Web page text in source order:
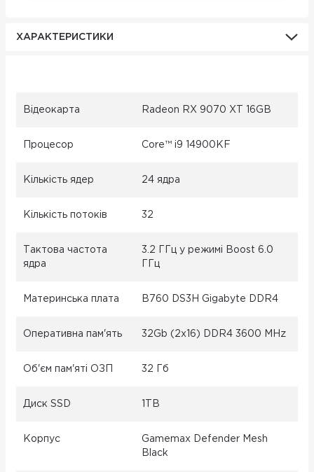
ХАРАКТЕРИСТИКИ
Відеокарта Radeon RX 9070 XT 16GB
Процесор Core™ i9 14900KF
Кількість ядер 24 ядра
Кількість потоків 32
Тактова частота
ядра
3.2 ГГц у режимі Boost 6.0
ГГц
Материнська плата B760 DS3H Gigabyte DDR4
Оперативна пам'ять 32Gb (2x16) DDR4 3600 MHz
Об'єм пам'яті ОЗП 32 Гб
Диск SSD 1TB
Корпус
Gamemax Defender Mesh
Black